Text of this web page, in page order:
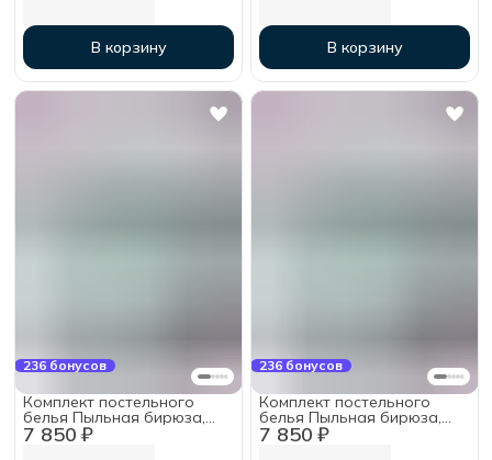
В корзину В корзину
236 бонусов
7 850 ₽
Комплект постельного
белья Пыльная бирюза,
Евро с простыней на
резинке 180х200х30,
236 бонусов
7 850 ₽
Комплект постельного
белья Пыльная бирюза,
Евро с простыней на
резинке 160х200х30,